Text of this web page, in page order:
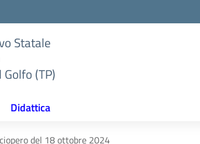
Statale
(TP)
Didattica
del 18 ottobre 2024